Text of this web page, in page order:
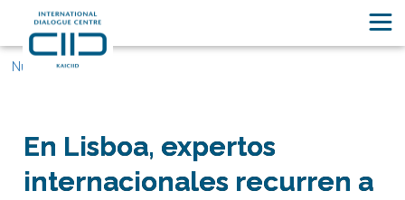
Nuestras historias
En Lisboa, expertos
internacionales recurren a